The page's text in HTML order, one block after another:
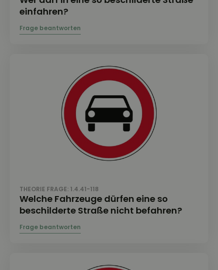
einfahren?
THEORIE FRAGE: 1.4.41-118
Welche Fahrzeuge dürfen eine so
beschilderte Straße nicht befahren?